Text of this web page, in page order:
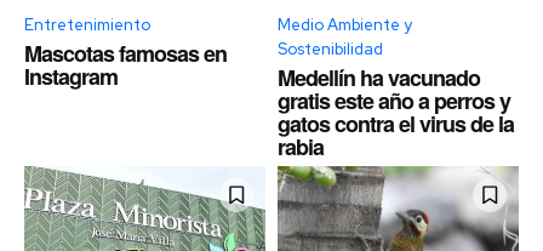
Entretenimiento
Mascotas famosas en
Instagram
Medio Ambiente y
Sostenibilidad
Medellín ha vacunado
gratis este año a perros y
gatos contra el virus de la
rabia